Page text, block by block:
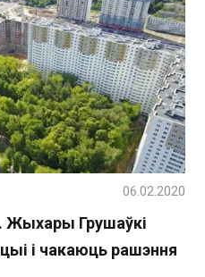
Жыхары Грушаўкі
і чакаюць рашэння
06.02.2020